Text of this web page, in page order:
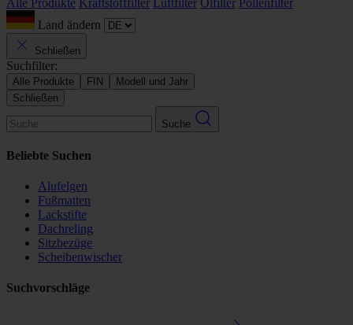
Land ändern
Schließen
Suchfilter:
Alle Produkte FIN
Modell und Jahr
Schließen
Suche
Beliebte Suchen
Alufelgen
Fußmatten
Lackstifte
Dachreling
Sitzbezüge
Scheibenwischer
Suchvorschläge